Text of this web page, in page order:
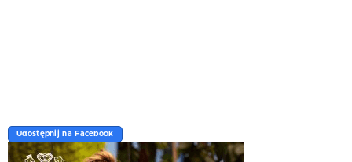
Udostępnij na Facebook